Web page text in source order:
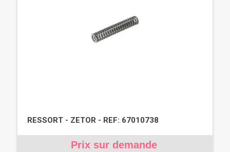
RESSORT - ZETOR - REF: 67010738
Prix sur demande